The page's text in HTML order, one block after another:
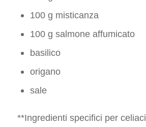
100 g misticanza
100 g salmone affumicato
basilico
origano
sale
**Ingredienti specifici per celiaci